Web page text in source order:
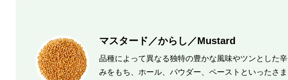
マスタード／からし／Mustard
品種によって異なる独特の豊かな風味やツンとした辛
みをもち、ホール、パウダー、ペーストといったさま